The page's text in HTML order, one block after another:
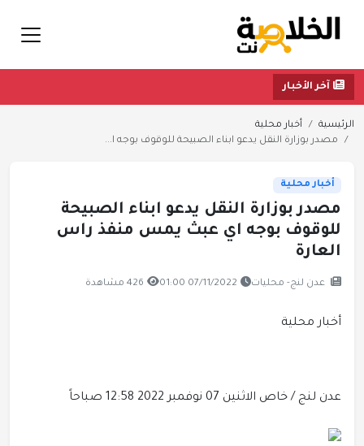
آخر الأخبار
الرئيسية
أخبار محلية
مصدر بوزارة النقل يدعو ابناء الصبيحة للوقوف بوجه ا...
أخبار محلية
مصدر بوزارة النقل يدعو ابناء الصبيحة
للوقوف بوجه اي عبث يمس منفذ راس
العارة
عدن لنج- محليات 07/11/2022 01:00 426 مشاهدة
أخبار محلية
عدن لنج / خاص الاثنين 07 نوفمبر 2022 12:58 صباحاً